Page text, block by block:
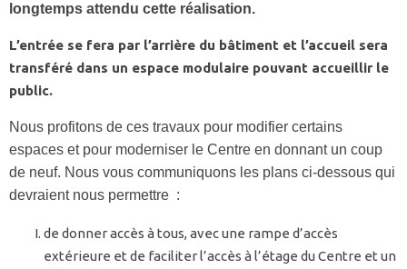
longtemps attendu cette réalisation.
L’entrée se fera par l’arrière du bâtiment et l’accueil sera
transféré dans un espace modulaire pouvant accueillir le
public.
Nous profitons de ces travaux pour modifier certains
espaces et pour moderniser le Centre en donnant un coup
de neuf. Nous vous communiquons les plans ci-dessous qui
devraient nous permettre :
de donner accès à tous, avec une rampe d’accès
extérieure et de faciliter l’accès à l’étage du Centre et un